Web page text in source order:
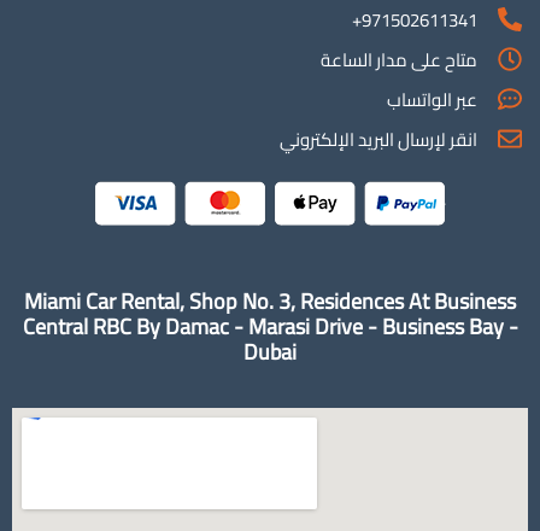
971502611341+
متاح على مدار الساعة
عبر الواتساب
انقر لإرسال البريد الإلكتروني
Miami Car Rental, Shop No. 3, Residences At Business
Central RBC By Damac - Marasi Drive - Business Bay -
Dubai